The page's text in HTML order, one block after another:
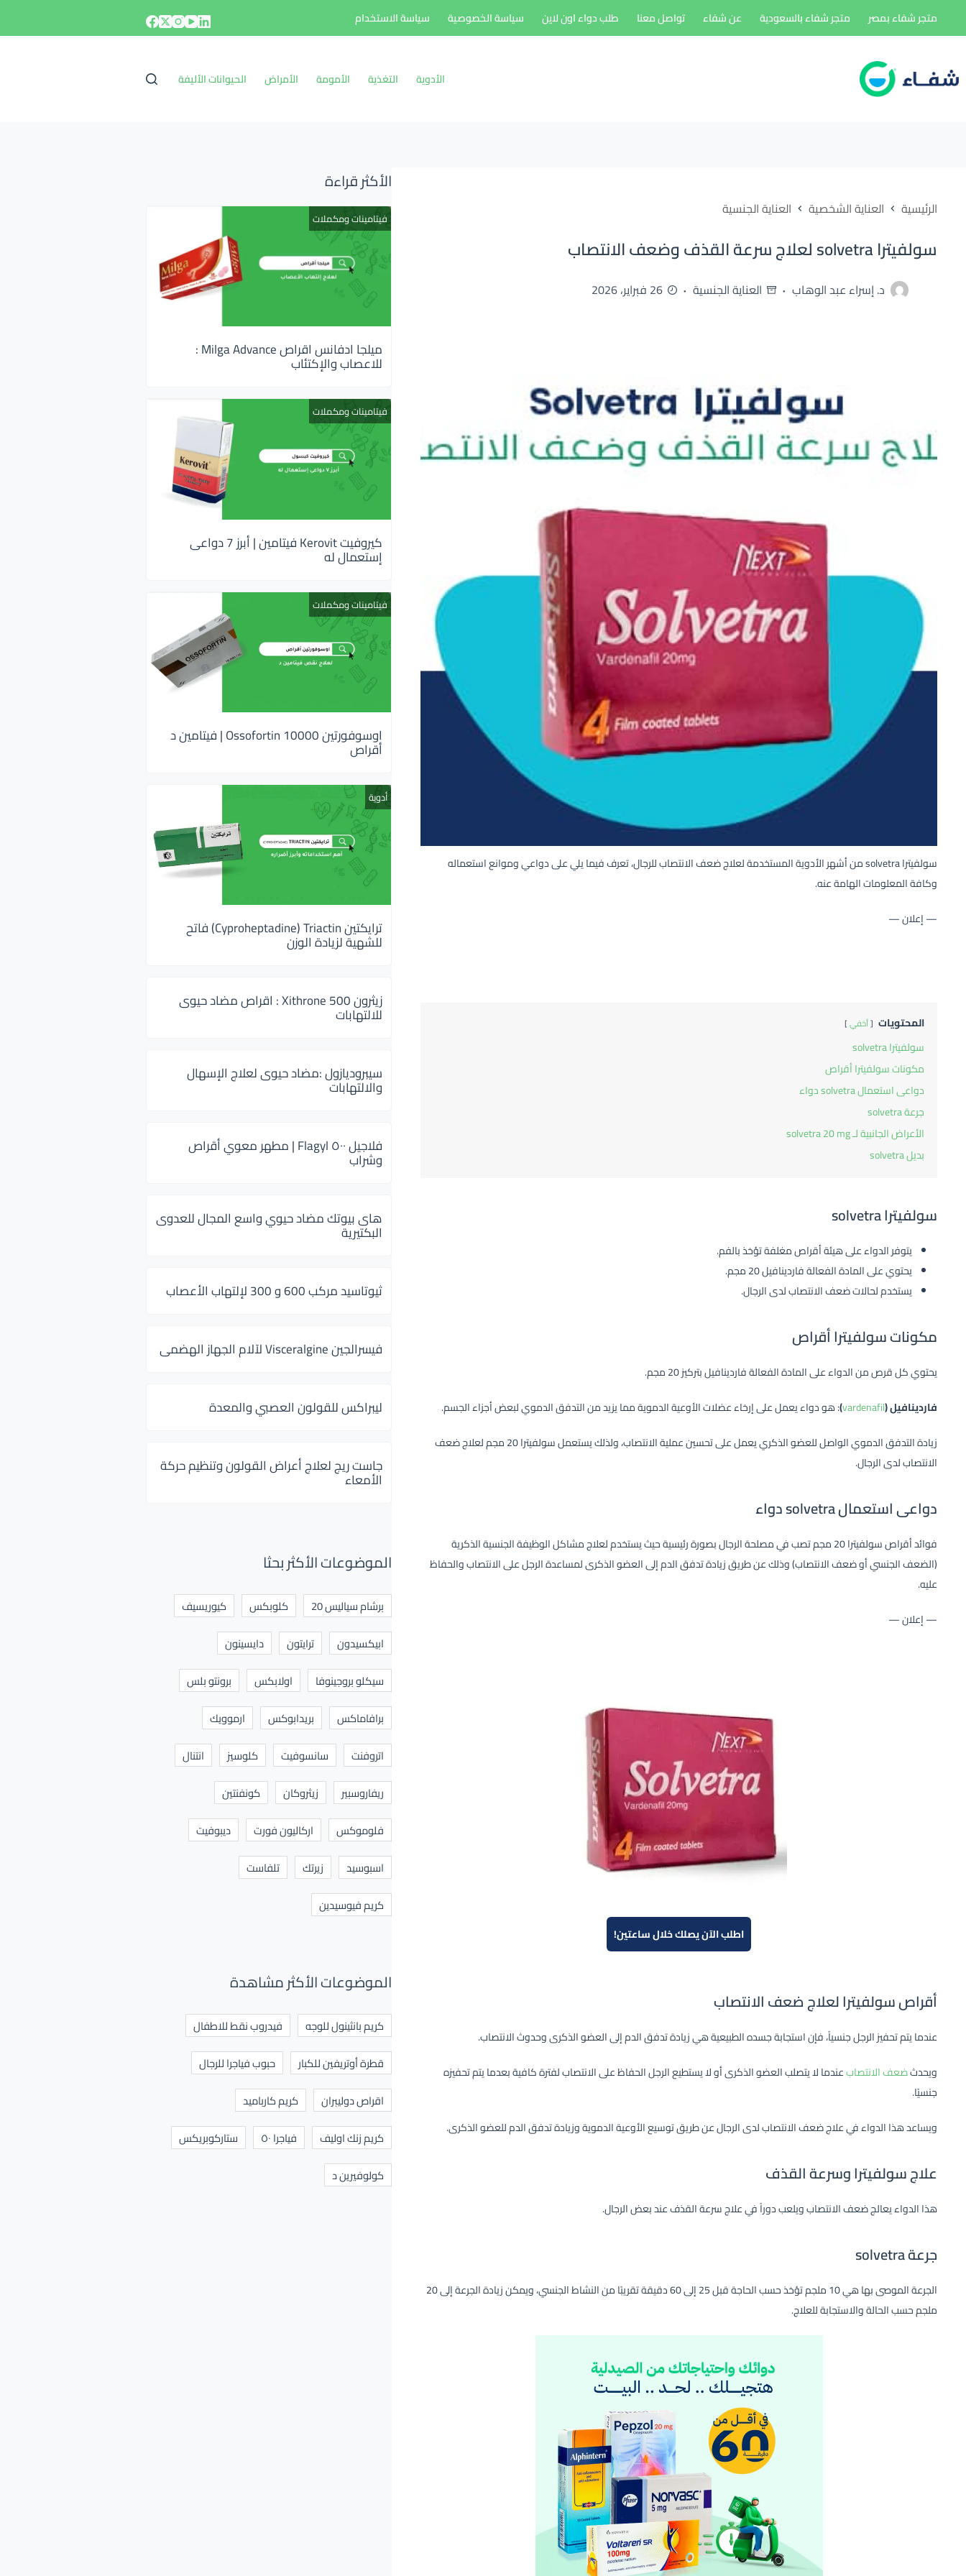
إلى
متجر شفاء بمصر متجر شفاء بالسعودية عن شفاء تواصل معنا طلب دواء اون لاين سياسة الخصوصية سياسة الاستخدام
الأدوية التغذية الأمومة الأمراض الحيوانات الأليفة
الرئيسية العناية الشخصية العناية الجنسية
سولفيترا solvetra لعلاج سرعة القذف وضعف الانتصاب
د. إسراء عبد الوهاب العناية الجنسية 26 فبراير، 2026
سولفيترا solvetra من أشهر الأدوية المستخدمة لعلاج ضعف الانتصاب للرجال، تعرف فيما يلي على دواعي وموانع استعماله
وكافة المعلومات الهامة عنه.
— إعلان —
المحتويات أخفي
سولفيترا solvetra
مكونات سولفيترا أقراص
دواعى استعمال solvetra دواء
جرعة solvetra
الأعراض الجانبية لـ solvetra 20 mg
بديل solvetra
سولفيترا solvetra
يتوفر الدواء على هيئة أقراص مغلفة تؤخذ بالفم.
يحتوي على المادة الفعالةفاردينافيل 20 مجم
.
يستخدم لحالات ضعف الانتصاب لدى الرجال.
مكونات سولفيترا أقراص
يحتوي كل قرص من الدواء على المادة الفعالة فاردينافيل بتركيز 20 مجم.
فاردينافيل (vardenafil
): هو دواء يعمل على إرخاء عضلات الأوعية الدموية مما يزيد من التدفق الدموي لبعض أجزاء الجسم.
زيادة التدفق الدموي الواصل للعضو الذكري يعمل على تحسين عملية الانتصاب، ولذلك يستعمل سولفيترا 20 مجم لعلاج ضعف
الانتصاب لدى الرجال.
دواعى استعمال solvetra دواء
فوائد أقراص سولفيترا 20 مجم تصب في مصلحة الرجال بصورة رئيسية حيث يستخدم لعلاج مشاكل الوظيفة الجنسية الذكرية
(الضعف الجنسي أو ضعف الانتصاب) وذلك عن طريق زيادة تدفق الدم إلى العضو الذكرى لمساعدة الرجل على الانتصاب والحفاظ
عليه.
— إعلان —
اطلب الآن يصلك خلال ساعتين!
أقراص سولفيترا لعلاج ضعف الانتصاب
عندما يتم تحفيز الرجل جنسياً، فإن استجابة جسده الطبيعية هي زيادة تدفق الدم إلى العضو الذكرى وحدوث الانتصاب.
ويحدثضعف الانتصابعندما لا يتصلب العضو الذكرى أو لا يستطيع الرجل الحفاظ على الانتصاب لفترة كافية بعدما يتم تحفيزه
جنسيًا.
ويساعد هذا الدواء في علاج ضعف الانتصاب لدى الرجال عن طريق توسيع الأوعية الدموية وزيادة تدفق الدم للعضو الذكرى.
علاج سولفيتراوسرعة القذف
هذا الدواء يعالج ضعف الانتصاب ويلعب دوراً في علاج سرعة القذف عند بعض الرجال.
جرعة solvetra
الجرعة الموصى بها هي 10 ملجم تؤخذ حسب الحاجة قبل 25 إلى 60 دقيقة تقريبًا من النشاط الجنسي، ويمكن زيادة الجرعة إلى 20
ملجم حسب الحالة والاستجابة للعلاج.
الأكثر قراءة
فيتامينات ومكملات
ميلجا ادفانس اقراص Milga Advance :
للاعصاب والإكتئاب
فيتامينات ومكملات
كيروفيت Kerovit فيتامين | أبرز 7 دواعى
إستعمال له
فيتامينات ومكملات
اوسوفورتين 10000 Ossofortin | فيتامين د
أقراص
أدوية
ترايكتين Cyproheptadine) Triactin) فاتح
للشهية لزيادة الوزن
زيثرون 500 Xithrone : اقراص مضاد حيوى
للالتهابات
سيبروديازول :مضاد حيوى لعلاج الإسهال
والالتهابات
فلاجيل ٥٠٠ Flagyl | مطهر معوي أقراص
وشراب
هاى بيوتك مضاد حيوي واسع المجال للعدوى
البكتيرية
ثيوتاسيد مركب 600 و 300 لإلتهاب الأعصاب
فيسرالجين Visceralgine لآلام الجهاز الهضمى
ليبراكس للقولون العصبي والمعدة
جاست ريج لعلاج أعراض القولون وتنظيم حركة
الأمعاء
الموضوعات الأكثر بحثا
برشام سياليس 20 كلوبكس
كيوريسيف
ابيكسيدون
ترايتون
دايسينون
سيكلو بروجينوفا
اولابكس
برونتو بلس
برافاماكس
بريدابوكس
ارموويك
اتروفنت
سانسوفيت كلوسيز
انتنال
ريفاروسبير
زيثروكان
كونفنتين
فلوموكس
اركاليون فورت
ديبوفيت
اسبوسيد
زيرتك
تلفاست
كريم فيوسيدين
الموضوعات الأكثر مشاهدة
كريم بانثينول للوجه
فيدروب نقط للاطفال
قطرة أوتريفين للكبار
حبوب فياجرا للرجال
اقراص دوليبران
كريم كارباميد
كريم زنك اوليف
فياجرا ٥٠
ستاركوبريكس
كولوفيرين د